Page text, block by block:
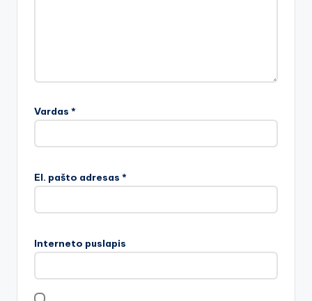
Vardas *
El. pašto adresas *
Interneto puslapis